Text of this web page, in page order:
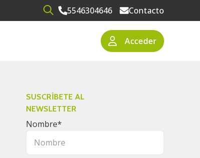
Open search5546304646 Contacto
Acceder
SUSCRÍBETE AL
NEWSLETTER
Nombre*